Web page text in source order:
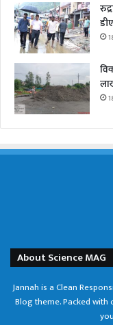
About Science MAG
Jannah is a Clean
Blog theme. Packed